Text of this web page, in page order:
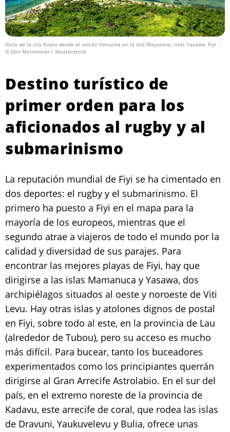
Vista de la isla Kuata desde el volcán Vatuvula en la isla Wayaseva, islas Yasawa, Fiyi. -
© Don Mammoser / Shutterstock
Destino turístico de
primer orden para los
aficionados al rugby y al
submarinismo
La reputación mundial de Fiyi se ha cimentado en
dos deportes: el rugby y el submarinismo. El
primero ha puesto a Fiyi en el mapa para la
mayoría de los europeos, mientras que el
segundo atrae a viajeros de todo el mundo por la
calidad y diversidad de sus parajes. Para
encontrar las mejores playas de Fiyi, hay que
dirigirse a las islas Mamanuca y Yasawa, dos
archipiélagos situados al oeste y noroeste de Viti
Levu. Hay otras islas y atolones dignos de postal
en Fiyi, sobre todo al este, en la provincia de Lau
(alrededor de Tubou), pero su acceso es mucho
más difícil. Para bucear, tanto los buceadores
experimentados como los principiantes querrán
dirigirse al Gran Arrecife Astrolabio. En el sur del
país, en el extremo noreste de la provincia de
Kadavu, este arrecife de coral, que rodea las islas
de Dravuni, Yaukuvelevu y Bulia, ofrece unas